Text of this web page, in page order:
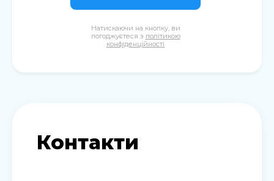
Натискаючи на кнопку, ви
погоджуєтеся з політикою
конфіденційності
Контакти